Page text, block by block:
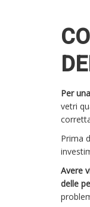
Per
vetri
Prima
Avere
delle